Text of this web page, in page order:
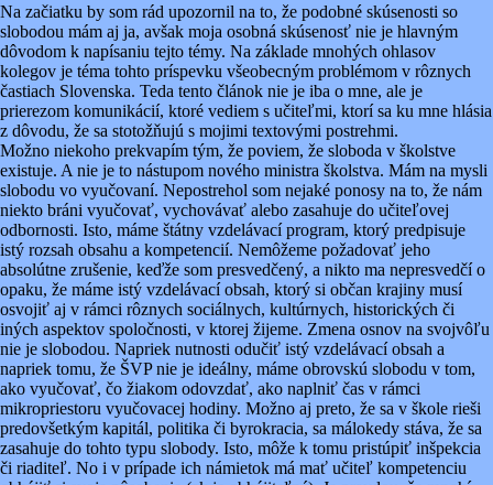
Na začiatku by som rád upozornil na to, že podobné skúsenosti so
slobodou mám aj ja, avšak moja osobná skúsenosť nie je hlavným
dôvodom k napísaniu tejto témy. Na základe mnohých ohlasov
kolegov je téma tohto príspevku všeobecným problémom v rôznych
častiach Slovenska. Teda tento článok nie je iba o mne, ale je
prierezom komunikácií, ktoré vediem s učiteľmi, ktorí sa ku mne hlásia
z dôvodu, že sa stotožňujú s mojimi textovými postrehmi.
Možno niekoho prekvapím tým, že poviem, že sloboda v školstve
existuje. A nie je to nástupom nového ministra školstva. Mám na mysli
slobodu vo vyučovaní. Nepostrehol som nejaké ponosy na to, že nám
niekto bráni vyučovať, vychovávať alebo zasahuje do učiteľovej
odbornosti. Isto, máme štátny vzdelávací program, ktorý predpisuje
istý rozsah obsahu a kompetencií. Nemôžeme požadovať jeho
absolútne zrušenie, keďže som presvedčený, a nikto ma nepresvedčí o
opaku, že máme istý vzdelávací obsah, ktorý si občan krajiny musí
osvojiť aj v rámci rôznych sociálnych, kultúrnych, historických či
iných aspektov spoločnosti, v ktorej žijeme. Zmena osnov na svojvôľu
nie je slobodou. Napriek nutnosti odučiť istý vzdelávací obsah a
napriek tomu, že ŠVP nie je ideálny, máme obrovskú slobodu v tom,
ako vyučovať, čo žiakom odovzdať, ako naplniť čas v rámci
mikropriestoru vyučovacej hodiny. Možno aj preto, že sa v škole rieši
predovšetkým kapitál, politika či byrokracia, sa málokedy stáva, že sa
zasahuje do tohto typu slobody. Isto, môže k tomu pristúpiť inšpekcia
či riaditeľ. No i v prípade ich námietok má mať učiteľ kompetenciu